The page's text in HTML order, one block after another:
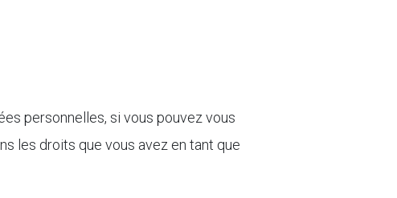
personnelles, si vous pouvez vous
les droits que vous avez en tant que